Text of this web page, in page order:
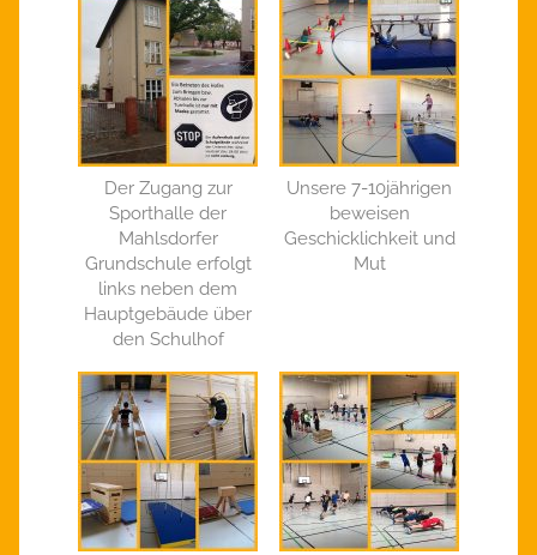
Der Zugang zur
Sporthalle der
Mahlsdorfer
Grundschule erfolgt
links neben dem
Hauptgebäude über
den Schulhof
Unsere 7-10jährigen
beweisen
Geschicklichkeit und
Mut